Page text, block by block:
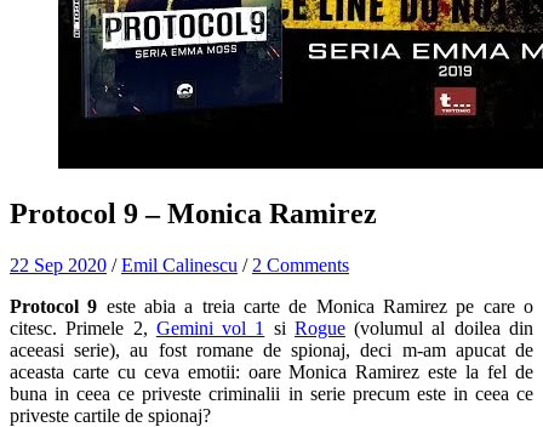
Protocol 9 – Monica Ramirez
22 Sep 2020 /Emil Calinescu / 2 Comments
Protocol 9 este abia a treia carte de Monica Ramirez pe care o
citesc. Primele 2, Gemini vol 1 si Rogue(volumul al doilea din
aceeasi serie), au fost romane de spionaj, deci m-am apucat de
aceasta carte cu ceva emotii: oare Monica Ramirez este la fel de
buna in ceea ce priveste criminalii in serie precum este in ceea ce
priveste cartile de spionaj?